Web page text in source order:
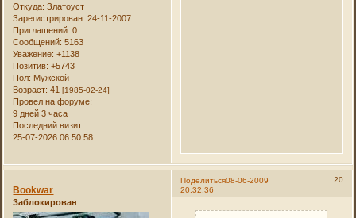
Откуда: Златоуст
Зарегистрирован: 24-11-2007
Приглашений: 0
Сообщений: 5163
Уважение: +1138
Позитив: +5743
Пол: Мужской
Возраст: 41[1985-02-24]
Провел на форуме:
9 дней 3 часа
Последний визит:
25-07-2026 06:50:58
Поделиться 20
08-06-2009
20:32:36
Bookwar
Заблокирован